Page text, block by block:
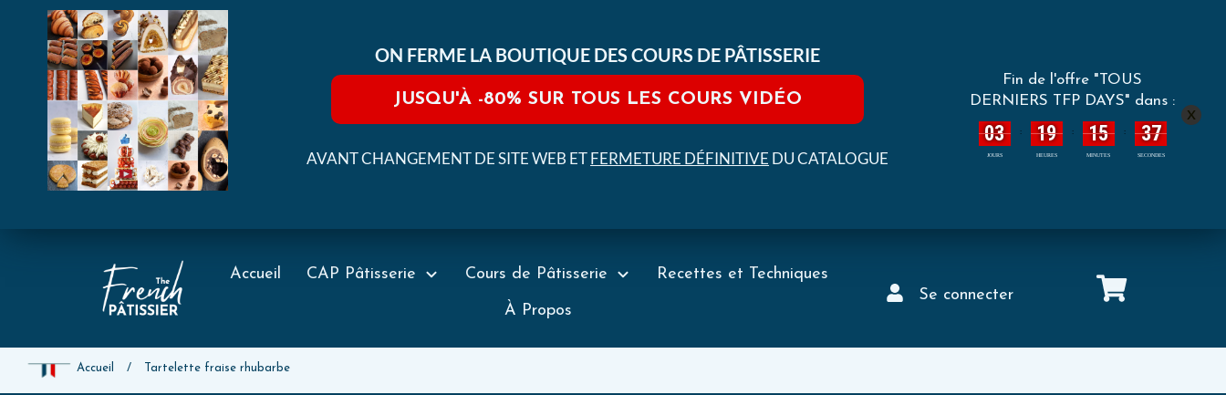
Accueil CAP Pâtisserie Cours de Pâtisserie Recettes et Techniques
À Propos
Se connecter
Accueil / Tartelette fraise rhubarbe
ON FERME LA BOUTIQUE DES COURS DE PÂTISSERIE
JUSQU'À -80% SUR TOUS LES COURS VIDÉO
AVANT CHANGEMENT DE SITE WEB ETFERMETURE DÉFINITIVE DU CATALOGUE
Fin de l'offre "TOUS
DERNIERS TFP DAYS" dans :
03
JOURS
: 19
HEURES
: 15
MINUTES
: 36
SECONDES
x